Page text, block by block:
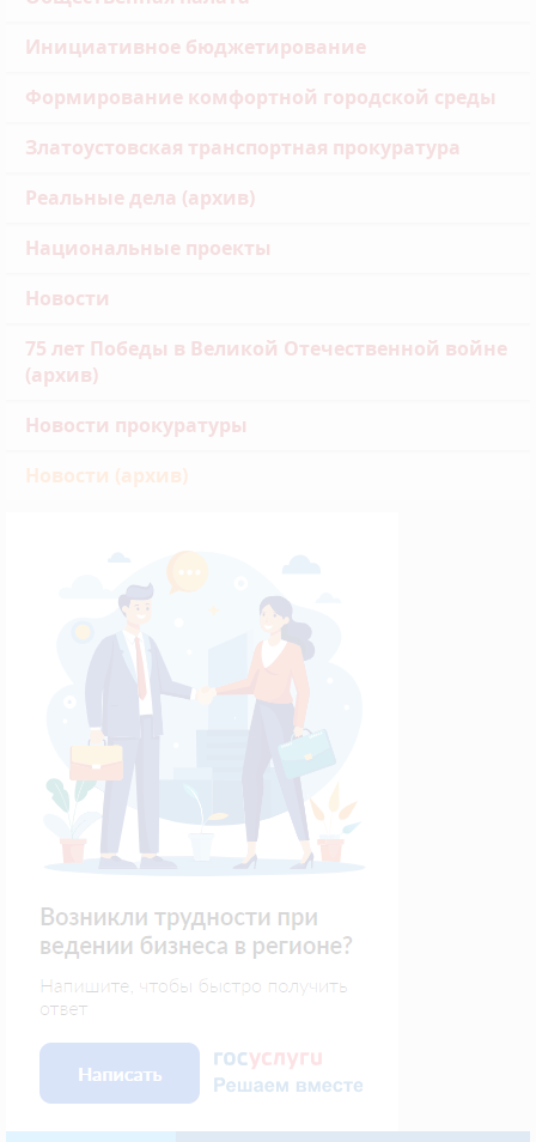
Инициативное бюджетирование
Формирование комфортной городской среды
Златоустовская транспортная прокуратура
Реальные дела (архив)
Национальные проекты
Новости
75 лет Победы в Великой Отечественной войне
(архив)
Новости прокуратуры
Новости (архив)